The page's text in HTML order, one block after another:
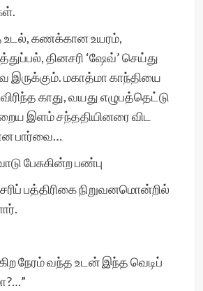
உடல், கணக்கான உயரம்,
தினசரி ‘ஷேவ்’ செய்து
இருக்கும். மகாத்மா காந்தியை
காது, வயது எழுபத்தெட்டு
இளம் சந்ததியினரை விட
பார்வை…
பேசுகின்ற பண்பு
பத்திரிகை நிறுவனமொன்றில்
நேரம் வந்த உடன் இந்த வெடிப்